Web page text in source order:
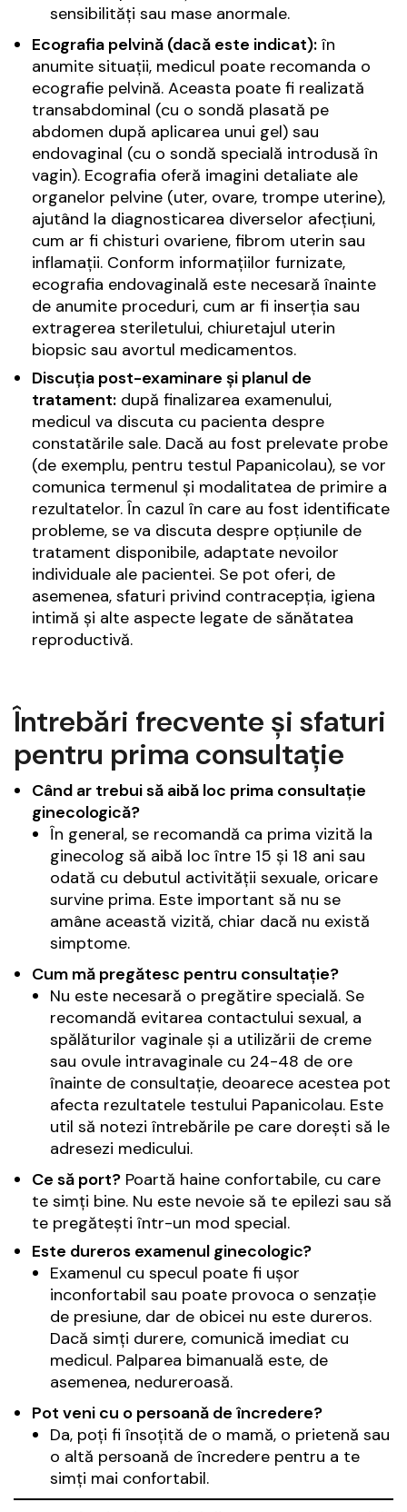
sensibilități sau mase anormale.
Ecografia pelvină (dacă este indicat): în
anumite situații, medicul poate recomanda o
ecografie pelvină. Aceasta poate fi realizată
transabdominal (cu o sondă plasată pe
abdomen după aplicarea unui gel) sau
endovaginal (cu o sondă specială introdusă în
vagin). Ecografia oferă imagini detaliate ale
organelor pelvine (uter, ovare, trompe uterine),
ajutând la diagnosticarea diverselor afecțiuni,
cum ar fi chisturi ovariene, fibrom uterin sau
inflamații. Conform informațiilor furnizate,
ecografia endovaginală este necesară înainte
de anumite proceduri, cum ar fi inserția sau
extragerea steriletului, chiuretajul uterin
biopsic sau avortul medicamentos.
Discuția post-examinare și planul de
tratament: după finalizarea examenului,
medicul va discuta cu pacienta despre
constatările sale. Dacă au fost prelevate probe
(de exemplu, pentru testul Papanicolau), se vor
comunica termenul și modalitatea de primire a
rezultatelor. În cazul în care au fost identificate
probleme, se va discuta despre opțiunile de
tratament disponibile, adaptate nevoilor
individuale ale pacientei. Se pot oferi, de
asemenea, sfaturi privind contracepția, igiena
intimă și alte aspecte legate de sănătatea
reproductivă.
Întrebări frecvente și sfaturi
pentru prima consultație
Când ar trebui să aibă loc prima consultație
ginecologică?
În general, se recomandă ca prima vizită la
ginecolog să aibă loc între 15 și 18 ani sau
odată cu debutul activității sexuale, oricare
survine prima. Este important să nu se
amâne această vizită, chiar dacă nu există
simptome.
Cum mă pregătesc pentru consultație?
Nu este necesară o pregătire specială. Se
recomandă evitarea contactului sexual, a
spălăturilor vaginale și a utilizării de creme
sau ovule intravaginale cu 24-48 de ore
înainte de consultație, deoarece acestea pot
afecta rezultatele testului Papanicolau. Este
util să notezi întrebările pe care dorești să le
adresezi medicului.
Ce să port? Poartă haine confortabile, cu care
te simți bine. Nu este nevoie să te epilezi sau să
te pregătești într-un mod special.
Este dureros examenul ginecologic?
Examenul cu specul poate fi ușor
inconfortabil sau poate provoca o senzație
de presiune, dar de obicei nu este dureros.
Dacă simți durere, comunică imediat cu
medicul. Palparea bimanuală este, de
asemenea, nedureroasă.
Pot veni cu o persoană de încredere?
Da, poți fi însoțită de o mamă, o prietenă sau
o altă persoană de încredere pentru a te
simți mai confortabil.